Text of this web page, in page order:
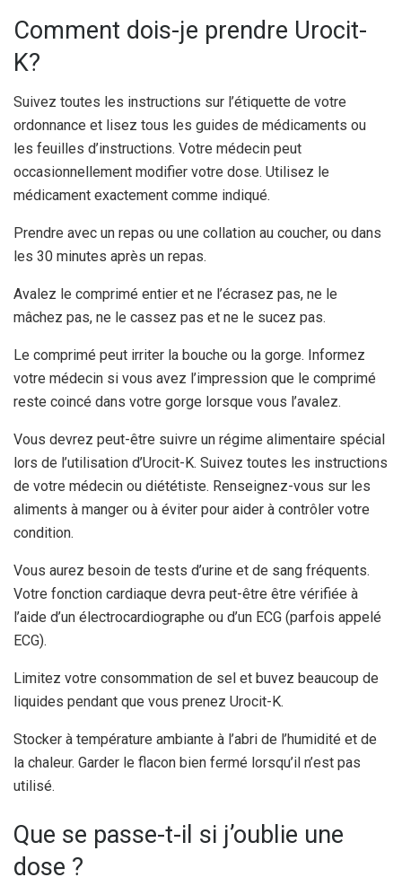
Comment dois-je prendre Urocit-
K?
Suivez toutes les instructions sur l’étiquette de votre
ordonnance et lisez tous les guides de médicaments ou
les feuilles d’instructions. Votre médecin peut
occasionnellement modifier votre dose. Utilisez le
médicament exactement comme indiqué.
Prendre avec un repas ou une collation au coucher, ou dans
les 30 minutes après un repas.
Avalez le comprimé entier et ne l’écrasez pas, ne le
mâchez pas, ne le cassez pas et ne le sucez pas.
Le comprimé peut irriter la bouche ou la gorge. Informez
votre médecin si vous avez l’impression que le comprimé
reste coincé dans votre gorge lorsque vous l’avalez.
Vous devrez peut-être suivre un régime alimentaire spécial
lors de l’utilisation d’Urocit-K. Suivez toutes les instructions
de votre médecin ou diététiste. Renseignez-vous sur les
aliments à manger ou à éviter pour aider à contrôler votre
condition.
Vous aurez besoin de tests d’urine et de sang fréquents.
Votre fonction cardiaque devra peut-être être vérifiée à
l’aide d’un électrocardiographe ou d’un ECG (parfois appelé
ECG).
Limitez votre consommation de sel et buvez beaucoup de
liquides pendant que vous prenez Urocit-K.
Stocker à température ambiante à l’abri de l’humidité et de
la chaleur. Garder le flacon bien fermé lorsqu’il n’est pas
utilisé.
Que se passe-t-il si j’oublie une
dose ?